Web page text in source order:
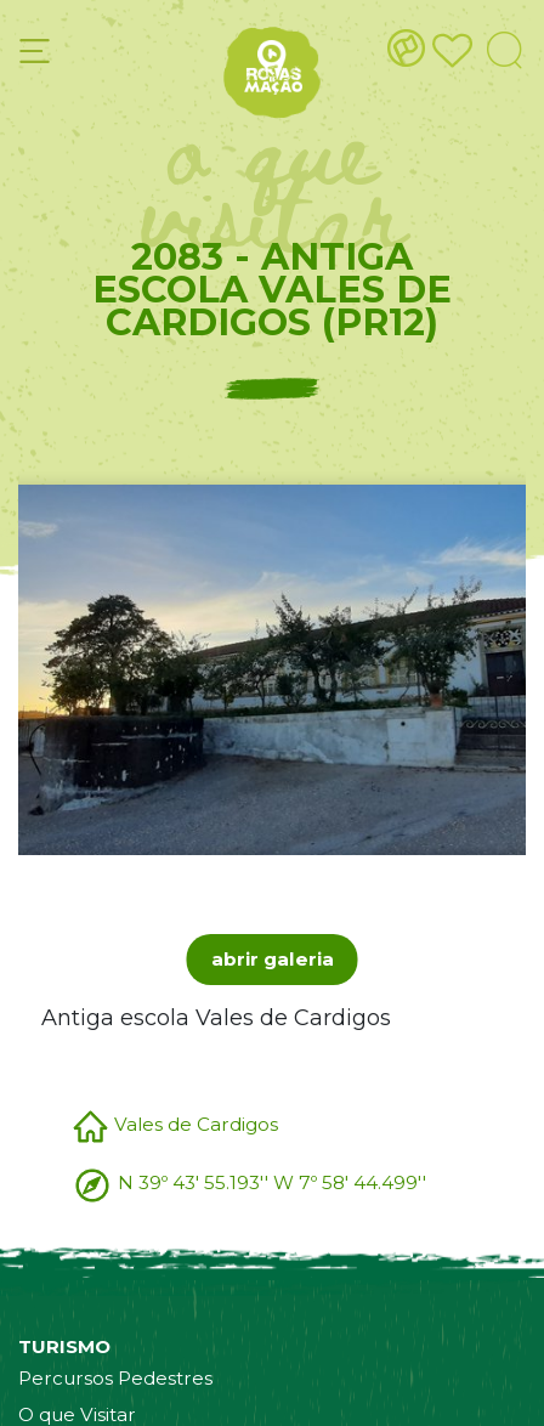
o que
visitar
2083 - ANTIGA
ESCOLA VALES DE
CARDIGOS (PR12)
abrir galeria
Antiga escola Vales de Cardigos
Vales de Cardigos
N 39º 43' 55.193'' W 7º 58' 44.499''
TURISMO
Percursos Pedestres
O que Visitar